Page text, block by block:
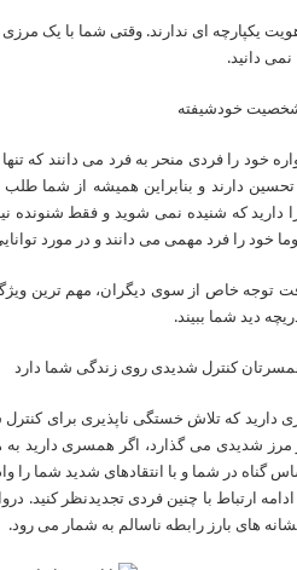
یکپارچه ای ندارند. وقتی شما با یک
نمی دانید.
خودشیفته
خود را فردی منحر به فرد می دانند که
تحسین دارند و بنابراین همیشه از شما
دارید که شنیده نمی شوید و فقط شنونده
خود را فرد مهمی می دانند و در مورد
توجه خاص از سوی دیگران، مهم ترین
دید شما ببیند.
دارید که تلاش خستگی ناپذیری برای کنترل
شدیدی می گذارد، اگر همسری دارید به
گناه در شما و با انتقادهای شدید شما را
ادامه ارتباط با چنین فردی تجدیدنظر
های بارز رابطه ناسالم به شمار می رود.